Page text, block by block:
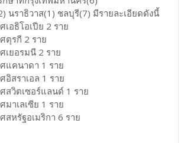
นราธิวาส(1) ชลบุรี(7) มีรายละเอียดดังนี้
อธิโอเปีย 2 ราย
ตุรกี 2 ราย
ยอรมนี 2 ราย
แคนาดา 1 ราย
สราเอล 1 ราย
วิตเซอร์แลนด์ 1 ราย
าเลเซีย 1 ราย
หรัฐอเมริกา 6 ราย